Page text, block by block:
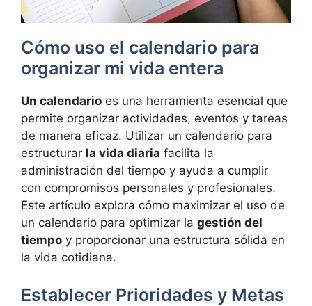
Cómo uso el calendario para
organizar mi vida entera
Un calendario es una herramienta esencial que
permite organizar actividades, eventos y tareas
de manera eficaz. Utilizar un calendario para
estructurar la vida diaria facilita la
administración del tiempo y ayuda a cumplir
con compromisos personales y profesionales.
Este artículo explora cómo maximizar el uso de
un calendario para optimizar la gestión del
tiempo y proporcionar una estructura sólida en
la vida cotidiana.
Establecer Prioridades y Metas